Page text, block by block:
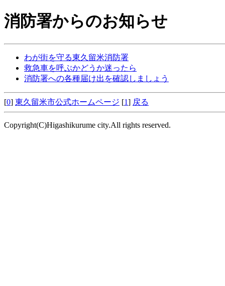
消防署からのお知らせ
わが街を守る東久留米消防署
救急車を呼ぶかどうか迷ったら
消防署への各種届け出を確認しましょう
[0] 東久留米市公式ホームページ [1] 戻る
Copyright(C)Higashikurume city.All rights reserved.